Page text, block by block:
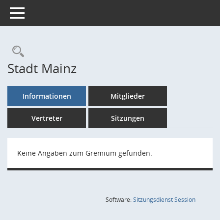
Toggle navigation
Rechercheauswahl
Stadt Mainz
Informationen Mitglieder
Vertreter Sitzungen
Keine Angaben zum Gremium gefunden.
Software:SitzungsdienstSession(Wird in